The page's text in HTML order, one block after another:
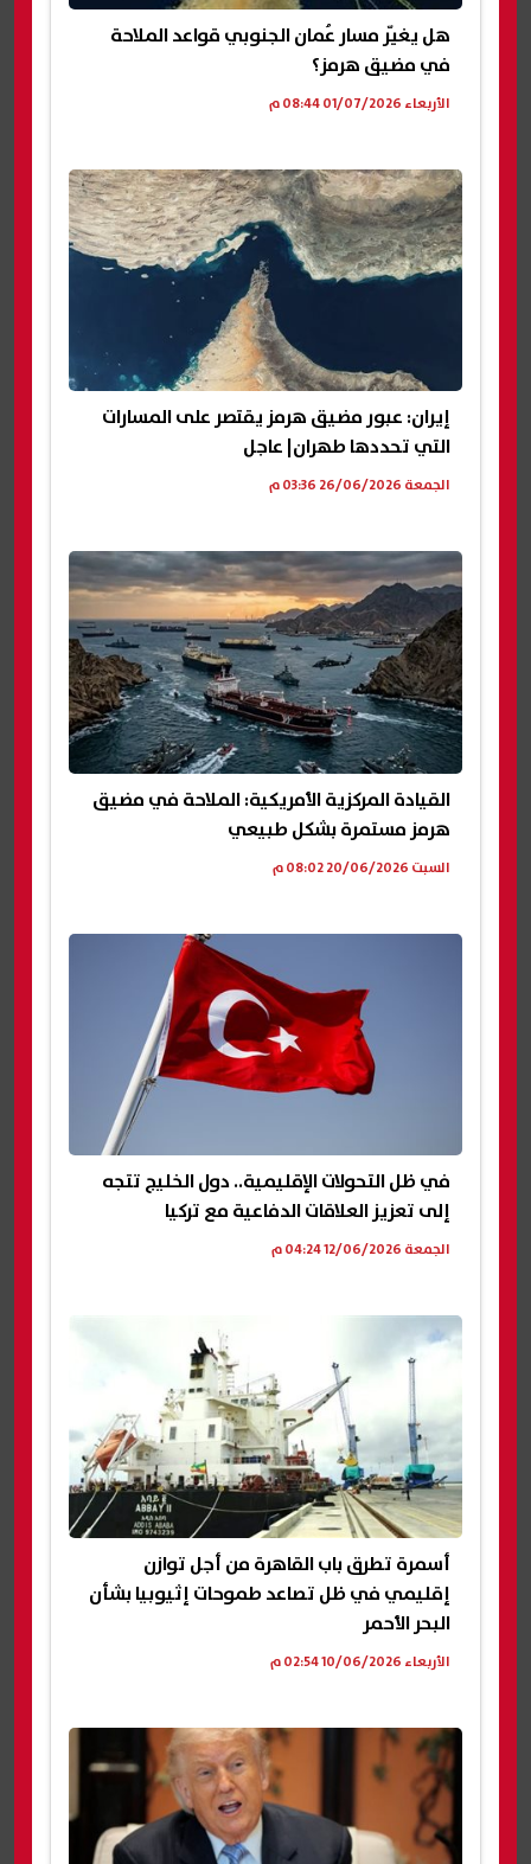
هل يغيّر مسار عُمان الجنوبي قواعد الملاحة
في مضيق هرمز؟
الأربعاء 01/07/2026 08:44 م
إيران: عبور مضيق هرمز يقتصر على المسارات
التي تحددها طهران| عاجل
الجمعة 26/06/2026 03:36 م
القيادة المركزية الأمريكية: الملاحة في مضيق
هرمز مستمرة بشكل طبيعي
السبت 20/06/2026 08:02 م
في ظل التحولات الإقليمية.. دول الخليج تتجه
إلى تعزيز العلاقات الدفاعية مع تركيا
الجمعة 12/06/2026 04:24 م
أسمرة تطرق باب القاهرة من أجل توازن
إقليمي في ظل تصاعد طموحات إثيوبيا بشأن
البحر الأحمر
الأربعاء 10/06/2026 02:54 م